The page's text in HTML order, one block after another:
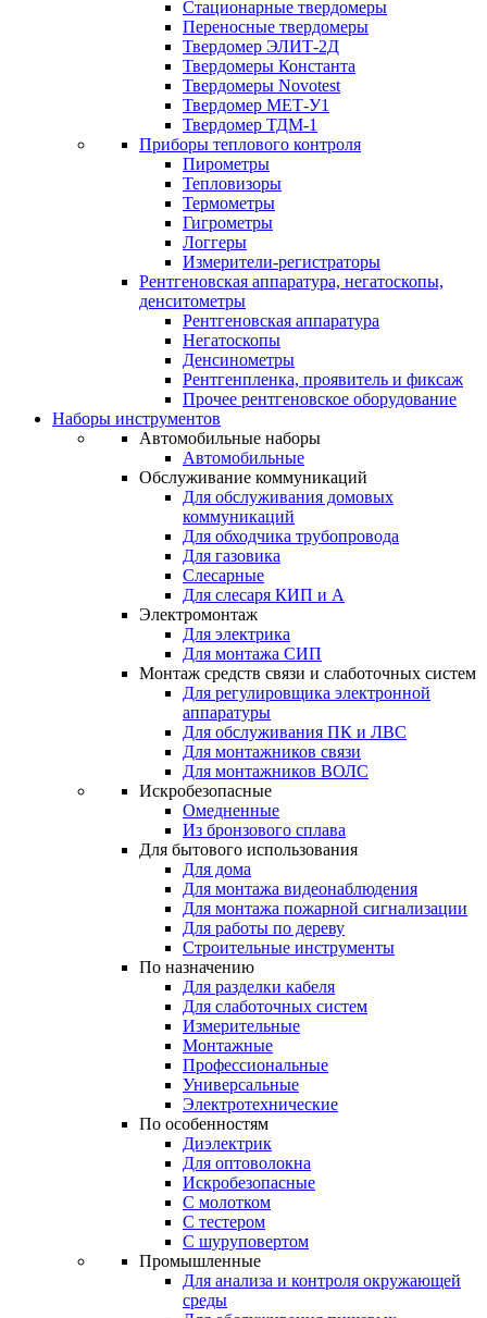
Стационарные твердомеры
Переносные твердомеры
Твердомер ЭЛИТ-2Д
Твердомеры Константа
Твердомеры Novotest
Твердомер МЕТ-У1
Твердомер ТДМ-1
Приборы теплового контроля
Пирометры
Тепловизоры
Термометры
Гигрометры
Логгеры
Измерители-регистраторы
Рентгеновская аппаратура, негатоскопы,
денситометры
Рентгеновская аппаратура
Негатоскопы
Денсинометры
Рентгенпленка, проявитель и фиксаж
Прочее рентгеновское оборудование
Наборы инструментов
Автомобильные наборы
Автомобильные
Обслуживание коммуникаций
Для обслуживания домовых
коммуникаций
Для обходчика трубопровода
Для газовика
Слесарные
Для слесаря КИП и А
Электромонтаж
Для электрика
Для монтажа СИП
Монтаж средств связи и слаботочных систем
Для регулировщика электронной
аппаратуры
Для обслуживания ПК и ЛВС
Для монтажников связи
Для монтажников ВОЛС
Искробезопасные
Омедненные
Из бронзового сплава
Для бытового использования
Для дома
Для монтажа видеонаблюдения
Для монтажа пожарной сигнализации
Для работы по дереву
Строительные инструменты
По назначению
Для разделки кабеля
Для слаботочных систем
Измерительные
Монтажные
Профессиональные
Универсальные
Электротехнические
По особенностям
Диэлектрик
Для оптоволокна
Искробезопасные
С молотком
С тестером
С шуруповертом
Промышленные
Для анализа и контроля окружающей
среды